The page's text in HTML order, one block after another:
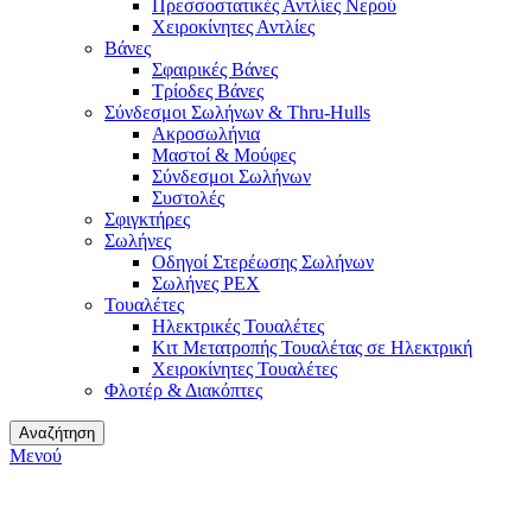
Πρεσσοστατικές Αντλίες Νερού
Χειροκίνητες Αντλίες
Βάνες
Σφαιρικές Βάνες
Τρίοδες Βάνες
Σύνδεσμοι Σωλήνων & Thru-Hulls
Ακροσωλήνια
Μαστοί & Μούφες
Σύνδεσμοι Σωλήνων
Συστολές
Σφιγκτήρες
Σωλήνες
Οδηγοί Στερέωσης Σωλήνων
Σωλήνες PEX
Τουαλέτες
Ηλεκτρικές Τουαλέτες
Κιτ Μετατροπής Τουαλέτας σε Ηλεκτρική
Χειροκίνητες Τουαλέτες
Φλοτέρ & Διακόπτες
Αναζήτηση
Μενού